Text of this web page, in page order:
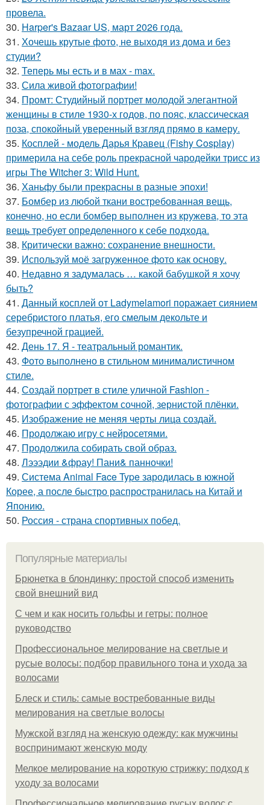
провела.
30. Harper's Bazaar US, март 2026 года.
31. Хочешь крутые фото, не выходя из дома и без
студии?
32. Теперь мы есть и в мах - max.
33. Сила живой фотографии!
34. Промт: Студийный портрет молодой элегантной
женщины в стиле 1930-х годов, по пояс, классическая
поза, спокойный уверенный взгляд прямо в камеру.
35. Косплей - модель Дарья Кравец (Fishy Cosplay)
примерила на себе роль прекрасной чародейки трисс из
игры The Witcher 3: Wild Hunt.
36. Ханьфу были прекрасны в разные эпохи!
37. Бомбер из любой ткани востребованная вещь,
конечно, но если бомбер выполнен из кружева, то эта
вещь требует определенного к себе подхода.
38. Критически важно: сохранение внешности.
39. Используй моё загруженное фото как основу.
40. Недавно я задумалась … какой бабушкой я хочу
быть?
41. Данный косплей от Ladymelamori поражает сиянием
серебристого платья, его смелым декольте и
безупречной грацией.
42. День 17. Я - театральный романтик.
43. Фото выполнено в стильном минималистичном
стиле.
44. Создай портрет в стиле уличной Fashion -
фотографии с эффектом сочной, зернистой плёнки.
45. Изображение не меняя черты лица создай.
46. Продолжаю игру с нейросетями.
47. Продолжила собирать свой образ.
48. Лэээдии &фрау! Пани& панночки!
49. Система Animal Face Type зародилась в южной
Корее, а после быстро распространилась на Китай и
Японию.
50. Россия - страна спортивных побед.
Популярные материалы
Брюнетка в блондинку: простой способ изменить
свой внешний вид
С чем и как носить гольфы и гетры: полное
руководство
Профессиональное мелирование на светлые и
русые волосы: подбор правильного тона и ухода за
волосами
Блеск и стиль: самые востребованные виды
мелирования на светлые волосы
Мужской взгляд на женскую одежду: как мужчины
воспринимают женскую моду
Мелкое мелирование на короткую стрижку: подход к
уходу за волосами